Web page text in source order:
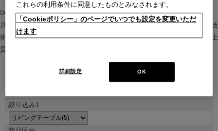
IXC（イクスシー）は、”Emotional Minimalism”を掲げるグローバル家
具ブランド。ヨーロッパの家具文化と日本の美意識を融合し、素材や技
術を活かした持続可能で洗練されたインテリアを提案。長く愛される上
質な暮らしを届けます。
ブランド紹介を見る
これらの利用条件に同意したものとみなされます。
「Cookieポリシー」のページでいつでも設定を変更いただ
けます
OK
詳細設定